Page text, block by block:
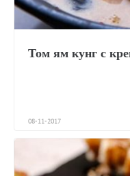
Том ям кунг с
08-11-2017